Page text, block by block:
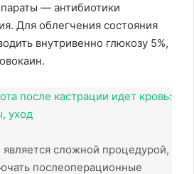
— антибиотики
Для облегчения состояния
внутривенно глюкозу 5%,
после кастрации идет кровь:
уход
является сложной процедурой,
послеоперационные